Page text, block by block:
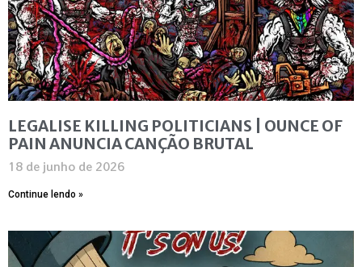
LEGALISE KILLING POLITICIANS | OUNCE OF
PAIN ANUNCIA CANÇÃO BRUTAL
18 de junho de 2026
Continue lendo »